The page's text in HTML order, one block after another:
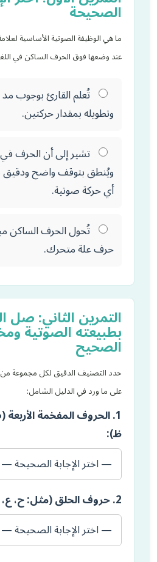
الصحيحة
ما هي الوظيفة الصوتية الأساسية
عند وضعها فوق الحرف الساكن في
تُعلم القارئ بوجوب
وتطويله بمقدار حركتين.
تشير إلى أن الحرف في
ويُنطق بتوقف واضح ودقيق
أي حركة صوتية.
تُحول الحرف الساكن
حرف علة متحرك.
التمرين الثاني: صل
بطبيعته الصوتية
الصحيح
حدد التصنيف الدقيق لكل مجموعة من
على ما ورد في الدليل الشامل:
1. الحروف المفخمة
ظ):
— اختر الإجابة الصحيحة —
2. حروف الحلق (مثل: ح، ع، خ، غ، ق):
— اختر الإجابة الصحيحة —